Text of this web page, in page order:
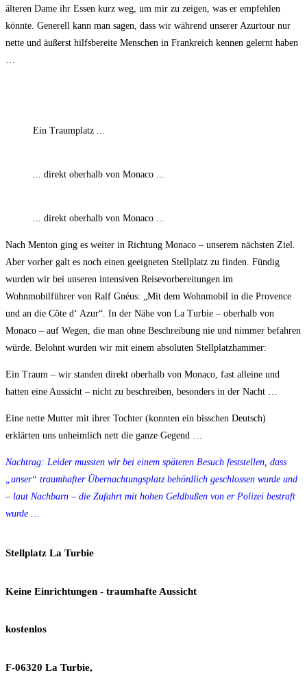
älteren Dame ihr Essen kurz weg, um mir zu zeigen, was er empfehlen
könnte. Generell kann man sagen, dass wir während unserer Azurtour nur
nette und äußerst hilfsbereite Menschen in Frankreich kennen gelernt haben
Ein Traumplatz ...
... direkt oberhalb von Monaco ...
... direkt oberhalb von Monaco ...
Nach Menton ging es weiter in Richtung Monaco – unserem nächsten Ziel.
Aber vorher galt es noch einen geeigneten Stellplatz zu finden. Fündig
wurden wir bei unseren intensiven Reisevorbereitungen im
Wohnmobilführer von Ralf Gnéus: „Mit dem Wohnmobil in die Provence
und an die Côte d‘ Azur“. In der Nähe von La Turbie – oberhalb von
Monaco – auf Wegen, die man ohne Beschreibung nie und nimmer befahren
würde. Belohnt wurden wir mit einem absoluten Stellplatzhammer:
Ein Traum – wir standen direkt oberhalb von Monaco, fast alleine und
hatten eine Aussicht – nicht zu beschreiben, besonders in der Nacht …
Eine nette Mutter mit ihrer Tochter (konnten ein bisschen Deutsch)
erklärten uns unheimlich nett die ganze Gegend …
Nachtrag: Leider mussten wir bei einem späteren Besuch feststellen, dass
„unser“ traumhafter Übernachtungsplatz behördlich geschlossen wurde und
– laut Nachbarn – die Zufahrt mit hohen Geldbußen von er Polizei bestraft
wurde …
Stellplatz La Turbie
Keine Einrichtungen - traumhafte Aussicht
kostenlos
F-06320 La Turbie,